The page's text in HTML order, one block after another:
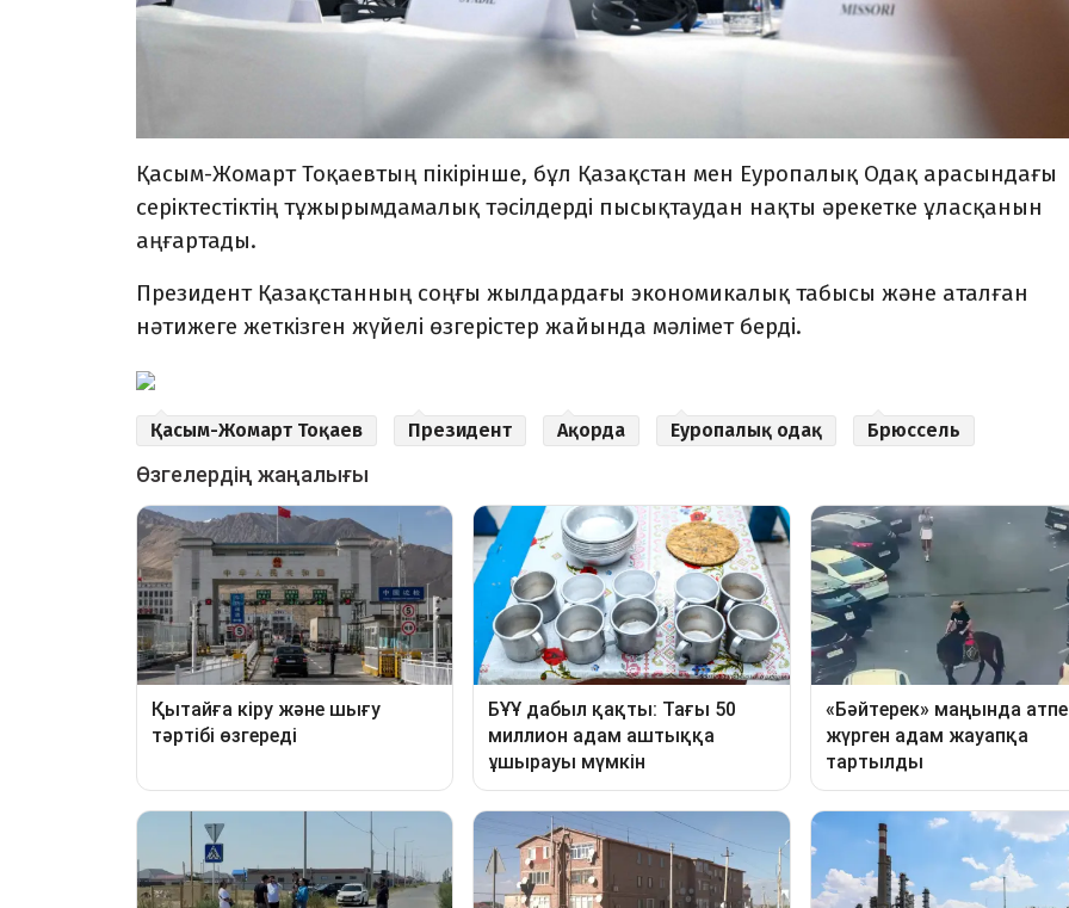
Қасым-Жомарт Тоқаевтың пікірінше, бұл Қазақстан мен Еуропалық Одақ арасындағы
серіктестіктің тұжырымдамалық тәсілдерді пысықтаудан нақты әрекетке ұласқанын
аңғартады.
Президент Қазақстанның соңғы жылдардағы экономикалық табысы және аталған
нәтижеге жеткізген жүйелі өзгерістер жайында мәлімет берді.
Қасым-Жомарт Тоқаев Президент Ақорда Еуропалық одақ Брюссель